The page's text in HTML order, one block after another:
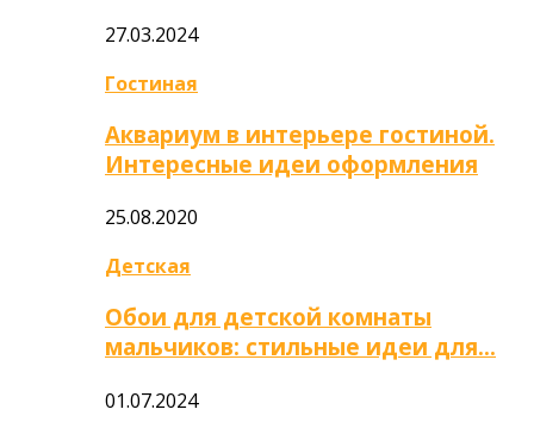
27.03.2024
Гостиная
Аквариум в интерьере гостиной.
Интересные идеи оформления
25.08.2020
Детская
Обои для детской комнаты
мальчиков: стильные идеи для…
01.07.2024